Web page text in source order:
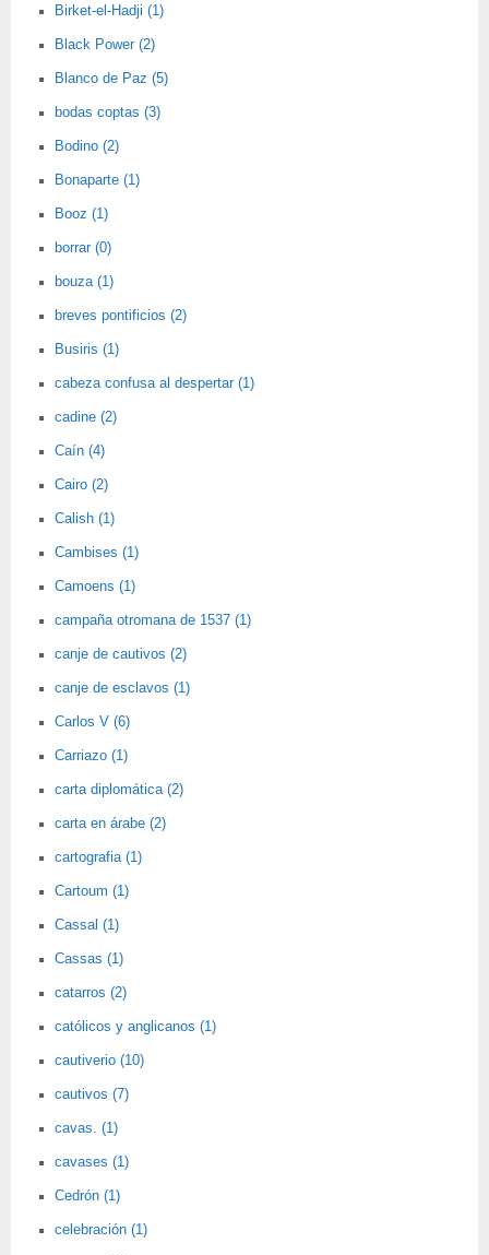
Birket-el-Hadji (1)
Black Power (2)
Blanco de Paz (5)
bodas coptas (3)
Bodino (2)
Bonaparte (1)
Booz (1)
borrar (0)
bouza (1)
breves pontificios (2)
Busiris (1)
cabeza confusa al despertar (1)
cadine (2)
Caín (4)
Cairo (2)
Calish (1)
Cambises (1)
Camoens (1)
campaña otromana de 1537 (1)
canje de cautivos (2)
canje de esclavos (1)
Carlos V (6)
Carriazo (1)
carta diplomática (2)
carta en árabe (2)
cartografia (1)
Cartoum (1)
Cassal (1)
Cassas (1)
catarros (2)
católicos y anglicanos (1)
cautiverio (10)
cautivos (7)
cavas. (1)
cavases (1)
Cedrón (1)
celebración (1)